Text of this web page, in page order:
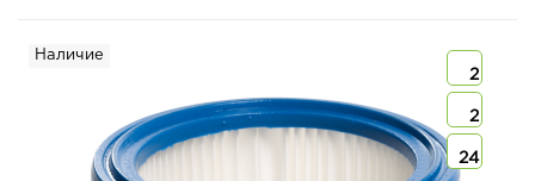
2
2
24
Наличие